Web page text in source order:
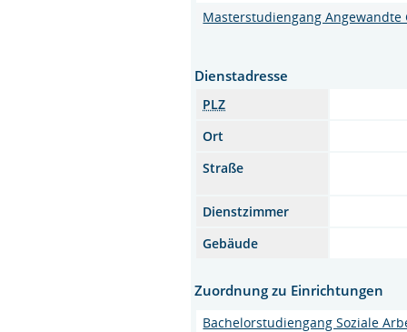
Masterstudiengang
Dienstadresse
PLZ
Ort
Straße
Dienstzimmer
Gebäude
Zuordnung zu Einrichtungen
Bachelorstudiengang Soziale